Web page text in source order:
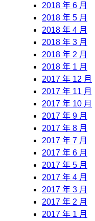
2018 年 6 月
2018 年 5 月
2018 年 4 月
2018 年 3 月
2018 年 2 月
2018 年 1 月
2017 年 12 月
2017 年 11 月
2017 年 10 月
2017 年 9 月
2017 年 8 月
2017 年 7 月
2017 年 6 月
2017 年 5 月
2017 年 4 月
2017 年 3 月
2017 年 2 月
2017 年 1 月